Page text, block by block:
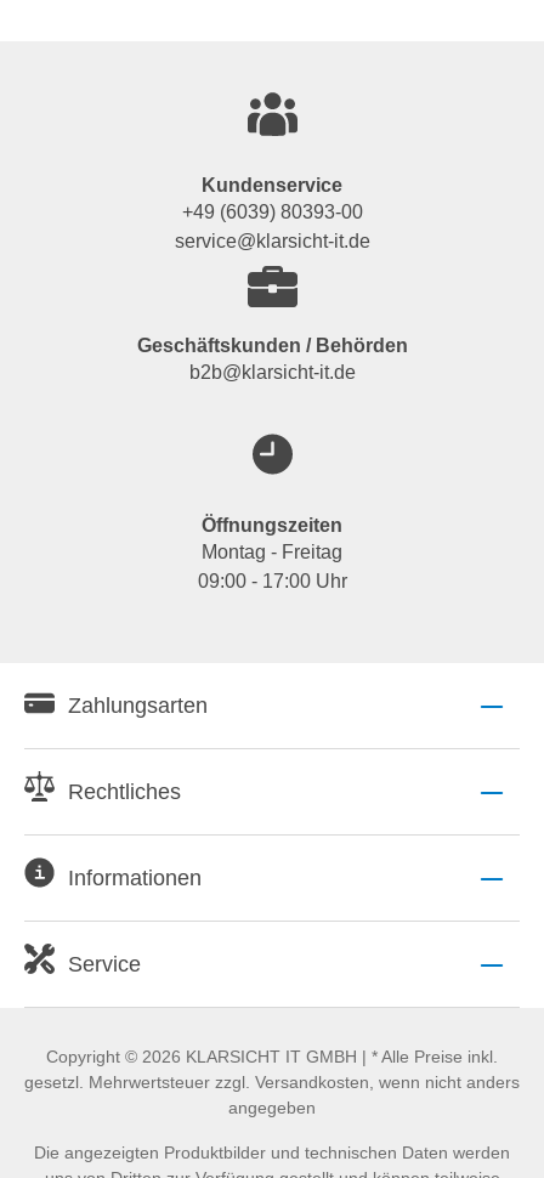
Kundenservice
+49 (6039) 80393-00
service@klarsicht-it.de
Geschäftskunden / Behörden
b2b@klarsicht-it.de
Öffnungszeiten
Montag - Freitag
09:00 - 17:00 Uhr
Zahlungsarten
Rechtliches
Informationen
Service
Copyright © 2026 KLARSICHT IT GMBH | * Alle Preise inkl.
gesetzl. Mehrwertsteuer zzgl. Versandkosten, wenn nicht anders
angegeben
Die angezeigten Produktbilder und technischen Daten werden